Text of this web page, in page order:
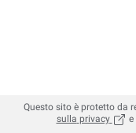
Questo sito è protetto da
sulla privacy , e